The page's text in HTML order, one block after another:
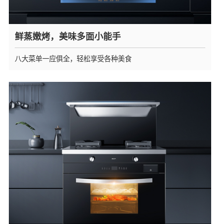
鲜蒸嫩烤，美味多面小能手
八大菜单一应俱全，轻松享受各种美食